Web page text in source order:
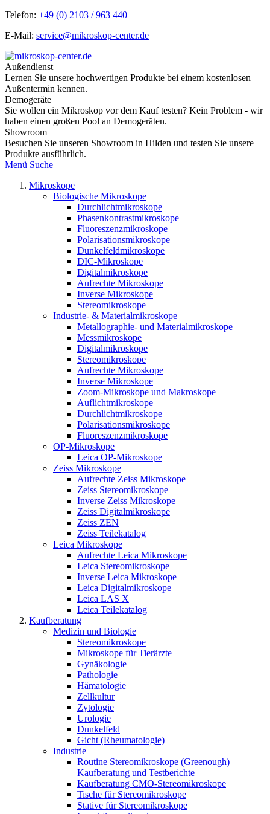
Telefon: +49 (0) 2103 / 963 440
E-Mail: service@mikroskop-center.de
Außendienst
Lernen Sie unsere hochwertigen Produkte bei einem kostenlosen
Außentermin kennen.
Demogeräte
Sie wollen ein Mikroskop vor dem Kauf testen? Kein Problem - wir
haben einen großen Pool an Demogeräten.
Showroom
Besuchen Sie unseren Showroom in Hilden und testen Sie unsere
Produkte ausführlich.
Menü Suche
Mikroskope
Biologische Mikroskope
Durchlichtmikroskope
Phasenkontrastmikroskope
Fluoreszenzmikroskope
Polarisationsmikroskope
Dunkelfeldmikroskope
DIC-Mikroskope
Digitalmikroskope
Aufrechte Mikroskope
Inverse Mikroskope
Stereomikroskope
Industrie- & Materialmikroskope
Metallographie- und Materialmikroskope
Messmikroskope
Digitalmikroskope
Stereomikroskope
Aufrechte Mikroskope
Inverse Mikroskope
Zoom-Mikroskope und Makroskope
Auflichtmikroskope
Durchlichtmikroskope
Polarisationsmikroskope
Fluoreszenzmikroskope
OP-Mikroskope
Leica OP-Mikroskope
Zeiss Mikroskope
Aufrechte Zeiss Mikroskope
Zeiss Stereomikroskope
Inverse Zeiss Mikroskope
Zeiss Digitalmikroskope
Zeiss ZEN
Zeiss Teilekatalog
Leica Mikroskope
Aufrechte Leica Mikroskope
Leica Stereomikroskope
Inverse Leica Mikroskope
Leica Digitalmikroskope
Leica LAS X
Leica Teilekatalog
Kaufberatung
Medizin und Biologie
Stereomikroskope
Mikroskope für Tierärzte
Gynäkologie
Pathologie
Hämatologie
Zellkultur
Zytologie
Urologie
Dunkelfeld
Gicht (Rheumatologie)
Industrie
Routine Stereomikroskope (Greenough)
Kaufberatung und Testberichte
Kaufberatung CMO-Stereomikroskope
Tische für Stereomikroskope
Stative für Stereomikroskope